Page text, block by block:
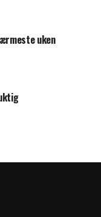
uken